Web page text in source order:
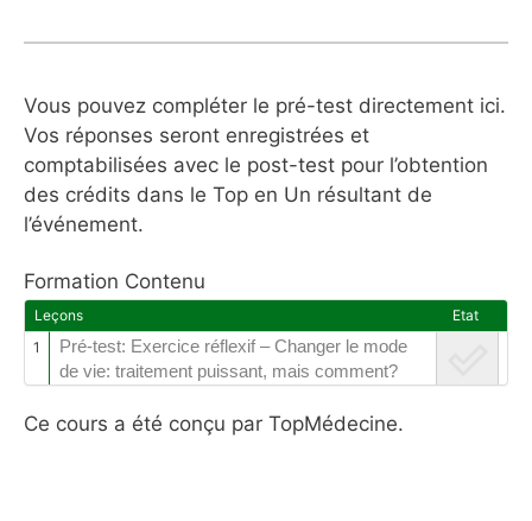
Vous pouvez compléter le pré-test directement ici.
Vos réponses seront enregistrées et
comptabilisées avec le post-test pour l’obtention
des crédits dans le Top en Un résultant de
l’événement.
Formation Contenu
Leçons
Etat
1
Pré-test: Exercice réflexif – Changer le mode
de vie: traitement puissant, mais comment?
Ce cours a été conçu par TopMédecine.